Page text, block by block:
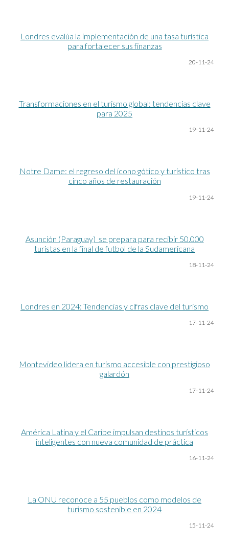
Londres evalúa la implementación de una tasa turística
para fortalecer sus finanzas
20-11-24
Transformaciones en el turismo global: tendencias clave
para 2025
19-11-24
Notre Dame: el regreso del ícono gótico y turístico tras
cinco años de restauración
19-11-24
Asunción (Paraguay) se prepara para recibir 50.000
turistas en la final de futbol de la Sudamericana
18-11-24
Londres en 2024: Tendencias y cifras clave del turismo
17-11-24
Montevideo lidera en turismo accesible con prestigioso
galardón
17-11-24
América Latina y el Caribe impulsan destinos turísticos
inteligentes con nueva comunidad de práctica
16-11-24
La ONU reconoce a 55 pueblos como modelos de
turismo sostenible en 2024
15-11-24